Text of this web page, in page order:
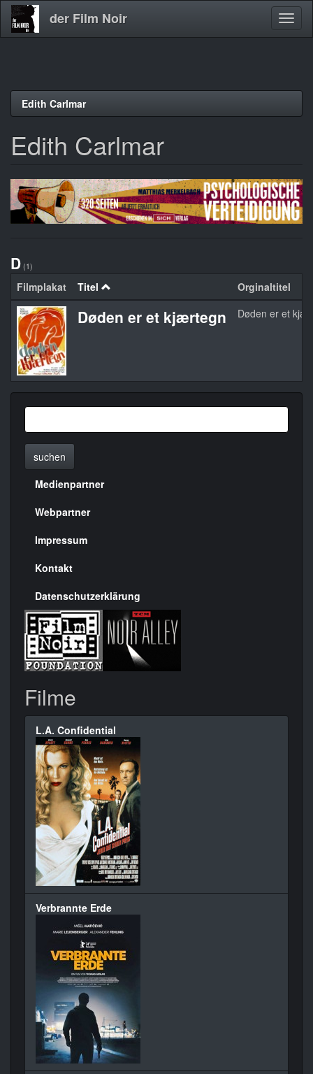
Direkt
der Film Noir
Edith Carlmar
Edith Carlmar
D (1)
Filmplakat Titel Orginaltitel
Døden er et kjærtegn Døden er et
suchen
Menülinks
rechte
Seite
Medienpartner
Webpartner
Impressum
Kontakt
Datenschutzerklärung
Filme
L.A. Confidential
Verbrannte Erde